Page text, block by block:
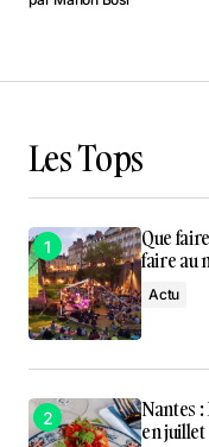
Les Tops
Que
faire au
Actu
Nantes
en